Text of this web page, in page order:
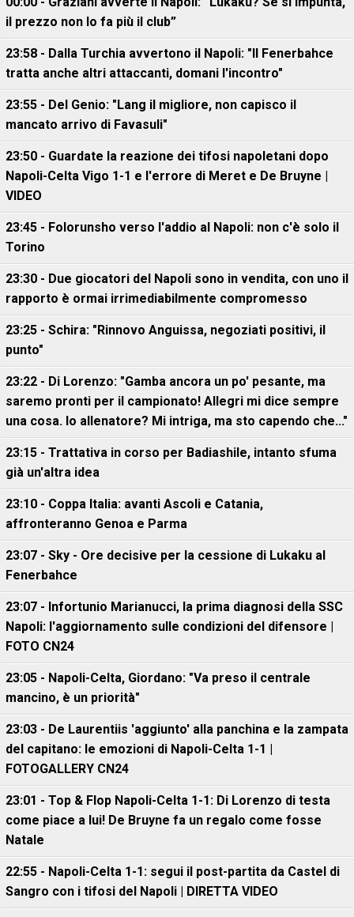
il prezzo non lo fa più il club”
23:58 - Dalla Turchia avvertono il Napoli: "Il Fenerbahce
tratta anche altri attaccanti, domani l'incontro"
23:55 - Del Genio: "Lang il migliore, non capisco il
mancato arrivo di Favasuli"
23:50 - Guardate la reazione dei tifosi napoletani dopo
Napoli-Celta Vigo 1-1 e l'errore di Meret e De Bruyne |
VIDEO
23:45 - Folorunsho verso l'addio al Napoli: non c'è solo il
Torino
23:30 - Due giocatori del Napoli sono in vendita, con uno il
rapporto è ormai irrimediabilmente compromesso
23:25 - Schira: "Rinnovo Anguissa, negoziati positivi, il
punto"
23:22 - Di Lorenzo: "Gamba ancora un po' pesante, ma
saremo pronti per il campionato! Allegri mi dice sempre
una cosa. Io allenatore? Mi intriga, ma sto capendo che..."
23:15 - Trattativa in corso per Badiashile, intanto sfuma
già un'altra idea
23:10 - Coppa Italia: avanti Ascoli e Catania,
affronteranno Genoa e Parma
23:07 - Sky - Ore decisive per la cessione di Lukaku al
Fenerbahce
23:07 - Infortunio Marianucci, la prima diagnosi della SSC
Napoli: l'aggiornamento sulle condizioni del difensore |
FOTO CN24
23:05 - Napoli-Celta, Giordano: "Va preso il centrale
mancino, è un priorità"
23:03 - De Laurentiis 'aggiunto' alla panchina e la zampata
del capitano: le emozioni di Napoli-Celta 1-1 |
FOTOGALLERY CN24
23:01 - Top & Flop Napoli-Celta 1-1: Di Lorenzo di testa
come piace a lui! De Bruyne fa un regalo come fosse
Natale
22:55 - Napoli-Celta 1-1: segui il post-partita da Castel di
Sangro con i tifosi del Napoli | DIRETTA VIDEO